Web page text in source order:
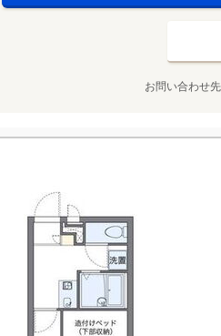
お問い合わせ先